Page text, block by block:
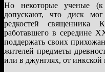
Но некоторые ученые
допускают, что диск
редкостей
работавшего в середине
поддержать своих
жителей предметы
или в джунглях, от